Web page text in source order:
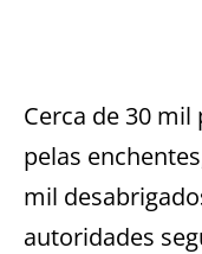
Cerca de 30
pelas
mil
autoridades